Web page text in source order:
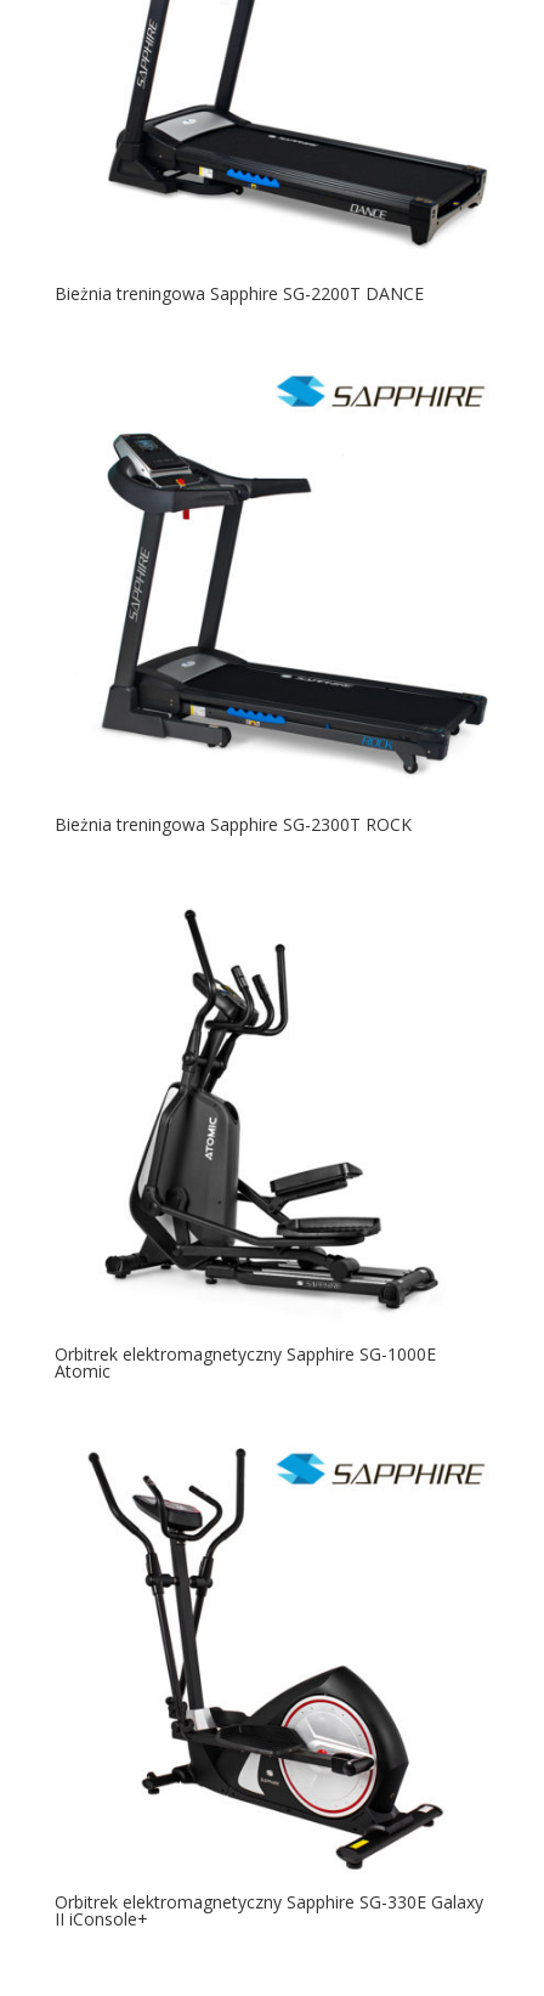
Bieżnia treningowa Sapphire SG-2200T DANCE
Bieżnia treningowa Sapphire SG-2300T ROCK
Orbitrek elektromagnetyczny Sapphire SG-1000E
Atomic
Orbitrek elektromagnetyczny Sapphire SG-330E Galaxy
II iConsole+